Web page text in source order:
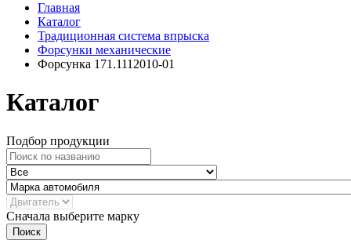
Главная
Каталог
Традиционная система впрыска
Форсунки механические
Форсунка 171.1112010-01
Каталог
Подбор продукции
Сначала выберите марку
Поиск